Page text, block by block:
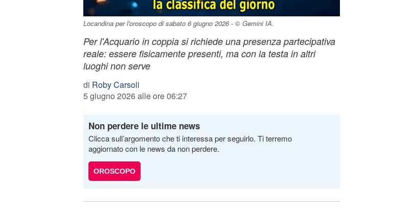
Locandina per l'oroscopo di sabato 6 giugno 2026 - © Gemini IA.
Per l'Acquario in coppia si richiede una presenza partecipativa
reale: essere fisicamente presenti, ma con la testa in altri
luoghi non serve
di Roby Carsoli
5 giugno 2026 alle ore 06:27
Non perdere le ultime news
Clicca sull’argomento che ti interessa per seguirlo. Ti terremo
aggiornato con le news da non perdere.
OROSCOPO